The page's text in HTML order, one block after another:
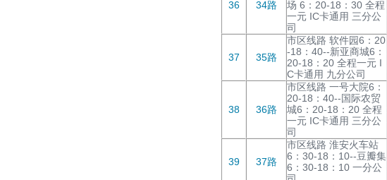
36 34路
场 6：20-18：30 全程
一元 IC卡通用 三分公
司
37 35路
市区线路 软件园6：20
-18：40--新亚商城6：
20-18：20 全程一元 I
C卡通用 九分公司
38 36路
市区线路 一号大院6：
20-18：40--国际农贸
城6：20-18：20 全程
一元 IC卡通用 三分公
司
39 37路
市区线路 淮安火车站
6：30-18：10--豆瓣集
6：30-18：10 一分公